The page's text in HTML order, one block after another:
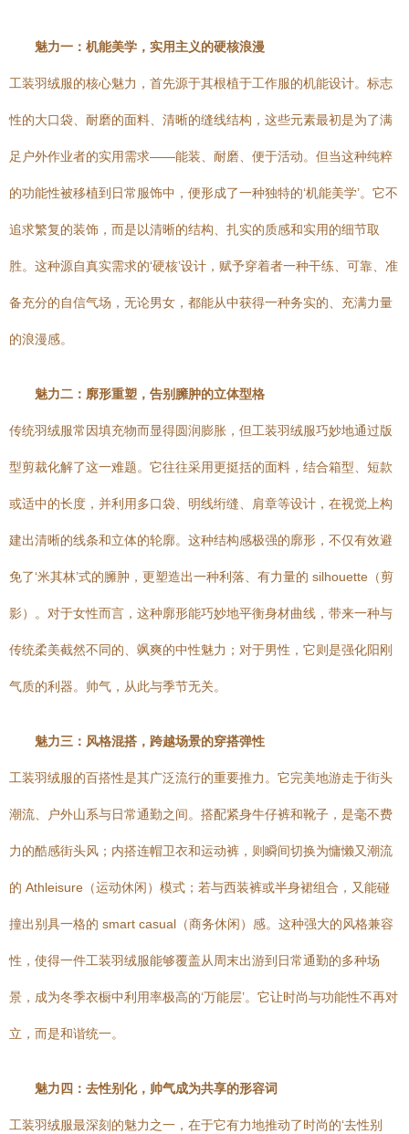
魅力一：机能美学，实用主义的硬核浪漫
工装羽绒服的核心魅力，首先源于其根植于工作服的机能设计。标志
性的大口袋、耐磨的面料、清晰的缝线结构，这些元素最初是为了满
足户外作业者的实用需求——能装、耐磨、便于活动。但当这种纯粹
的功能性被移植到日常服饰中，便形成了一种独特的‘机能美学’。它不
追求繁复的装饰，而是以清晰的结构、扎实的质感和实用的细节取
胜。这种源自真实需求的‘硬核’设计，赋予穿着者一种干练、可靠、准
备充分的自信气场，无论男女，都能从中获得一种务实的、充满力量
的浪漫感。
魅力二：廓形重塑，告别臃肿的立体型格
传统羽绒服常因填充物而显得圆润膨胀，但工装羽绒服巧妙地通过版
型剪裁化解了这一难题。它往往采用更挺括的面料，结合箱型、短款
或适中的长度，并利用多口袋、明线绗缝、肩章等设计，在视觉上构
建出清晰的线条和立体的轮廓。这种结构感极强的廓形，不仅有效避
免了‘米其林’式的臃肿，更塑造出一种利落、有力量的 silhouette（剪
影）。对于女性而言，这种廓形能巧妙地平衡身材曲线，带来一种与
传统柔美截然不同的、飒爽的中性魅力；对于男性，它则是强化阳刚
气质的利器。帅气，从此与季节无关。
魅力三：风格混搭，跨越场景的穿搭弹性
工装羽绒服的百搭性是其广泛流行的重要推力。它完美地游走于街头
潮流、户外山系与日常通勤之间。搭配紧身牛仔裤和靴子，是毫不费
力的酷感街头风；内搭连帽卫衣和运动裤，则瞬间切换为慵懒又潮流
的 Athleisure（运动休闲）模式；若与西装裤或半身裙组合，又能碰
撞出别具一格的 smart casual（商务休闲）感。这种强大的风格兼容
性，使得一件工装羽绒服能够覆盖从周末出游到日常通勤的多种场
景，成为冬季衣橱中利用率极高的‘万能层’。它让时尚与功能性不再对
立，而是和谐统一。
魅力四：去性别化，帅气成为共享的形容词
工装羽绒服最深刻的魅力之一，在于它有力地推动了时尚的‘去性别